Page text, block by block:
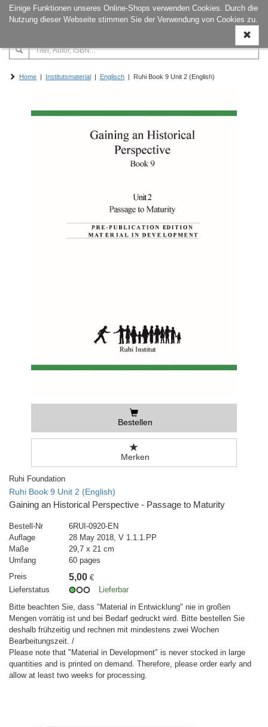
Einige Funktionen unseres Online-Shops verwenden Cookies. Durch die
Nutzung dieser Webseite stimmen Sie der Verwendung von Cookies zu.
ein-/
Home | Institutsmaterial | Englisch | Ruhi Book 9 Unit 2 (English)
Bestellen
Merken
Ruhi Foundation
Ruhi Book 9 Unit 2 (English)
Gaining an Historical Perspective - Passage to Maturity
Bestell-Nr
6RUI-0920-EN
Auflage
28 May 2018, V 1.1.1.PP
Maße
29,7 x 21 cm
Umfang
60 pages
Preis
5,00 €
Lieferstatus
Lieferbar
Bitte beachten Sie, dass "Material in Entwicklung" nie in großen
Mengen vorrätig ist und bei Bedarf gedruckt wird. Bitte bestellen Sie
deshalb frühzeitig und rechnen mit mindestens zwei Wochen
Bearbeitungszeit. /
Please note that "Material in Development" is never stocked in large
quantities and is printed on demand. Therefore, please order early and
allow at least two weeks for processing.